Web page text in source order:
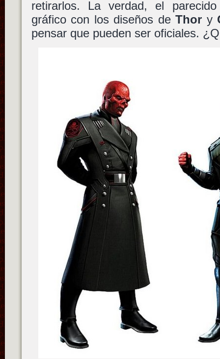
retirarlos. La verdad, el
gráfico con los diseños deThor y
pensar que pueden ser oficiales.